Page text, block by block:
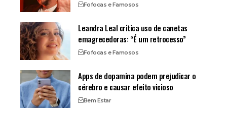
Fofocas e Famosos
Leandra Leal critica uso de canetas
emagrecedoras: “É um retrocesso”
Fofocas e Famosos
Apps de dopamina podem prejudicar o
cérebro e causar efeito vicioso
Bem Estar